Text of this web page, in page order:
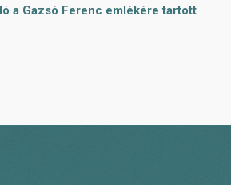
a Gazsó Ferenc emlékére tartott